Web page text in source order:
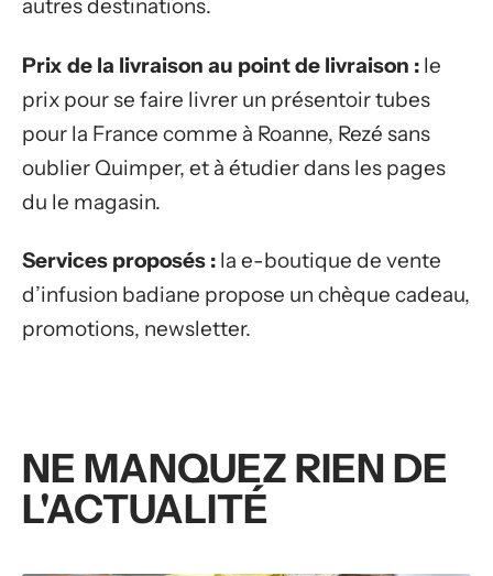
autres destinations.
Prix de la livraison au point de livraison : le
prix pour se faire livrer un présentoir tubes
pour la France comme à Roanne, Rezé sans
oublier Quimper, et à étudier dans les pages
du le magasin.
Services proposés : la e-boutique de vente
d’infusion badiane propose un chèque cadeau,
promotions, newsletter.
NE MANQUEZ RIEN DE
L'ACTUALITÉ